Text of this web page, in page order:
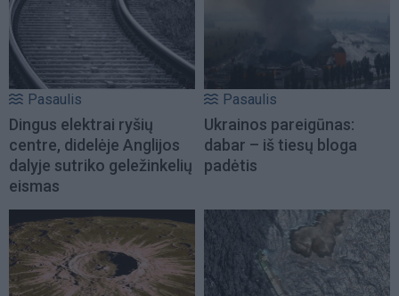
Pasaulis
Dingus elektrai ryšių
centre, didelėje Anglijos
dalyje sutriko geležinkelių
eismas
Pasaulis
Ukrainos pareigūnas:
dabar – iš tiesų bloga
padėtis